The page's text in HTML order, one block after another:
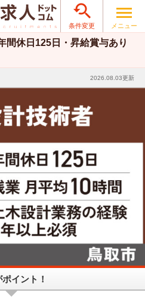

条件変更 メニュー
間休日125日・昇給賞与あり
2026.08.03更新
イント！